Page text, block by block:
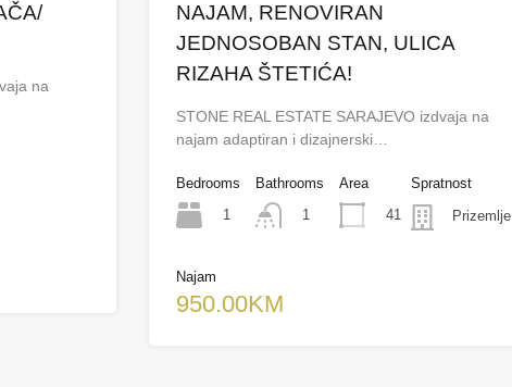
na
NAJAM, RENOVIRAN
JEDNOSOBAN STAN, ULICA
RIZAHA ŠTETIĆA!
STONE REAL ESTATE SARAJEVO izdvaja na
najam adaptiran i dizajnerski…
Bedrooms
1
Bathrooms
1
Area
41
Spratnost
Prizemlje
Najam
950.00KM